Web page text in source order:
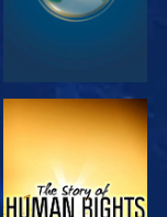
KIJK